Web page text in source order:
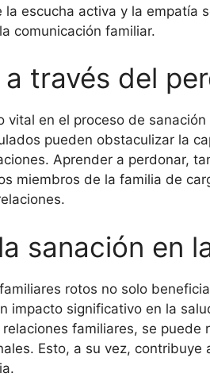
escucha activa y la empatía
comunicación familiar.
través del
vital en el proceso de
pueden obstaculizar la
Aprender a perdonar,
miembros de la familia de
sanación en
rotos no solo
impacto significativo en la
familiares, se puede
Esto, a su vez, contribuye